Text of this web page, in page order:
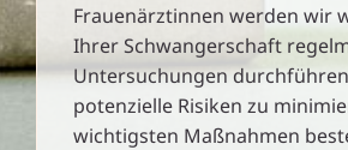
Frauenärztinnen werden wir
Ihrer Schwangerschaft
Untersuchungen
potenzielle Risiken zu
wichtigsten Maßnahmen